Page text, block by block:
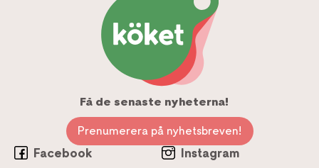
Få de senaste nyheterna!
Prenumerera på nyhetsbreven!
Facebook
Instagram